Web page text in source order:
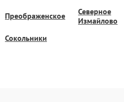
Преображенское
Северное
Измайлово
Сокольники